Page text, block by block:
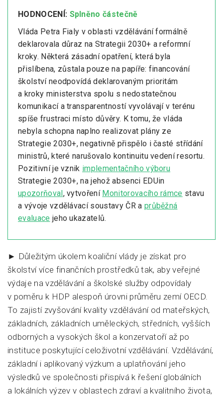
HODNOCENÍ: Splněno částečně
Vláda Petra Fialy v oblasti vzdělávání formálně
deklarovala důraz na Strategii 2030+ a reformní
kroky. Některá zásadní opatření, která byla
přislíbena, zůstala pouze na papíře: financování
školství neodpovídá deklarovaným prioritám
a kroky ministerstva spolu s nedostatečnou
komunikací a transparentností vyvolávají v terénu
spíše frustraci místo důvěry. K tomu, že vláda
nebyla schopna naplno realizovat plány ze
Strategie 2030+, negativně přispělo i časté střídání
ministrů, které narušovalo kontinuitu vedení resortu.
Pozitivní je vznik implementačního výboru
Strategie 2030+, na jehož absenci EDUin
upozorňoval, vytvoření Monitorovacího rámce stavu
a vývoje vzdělávací soustavy ČR a průběžná
evaluace jeho ukazatelů.
► Důležitým úkolem koaliční vlády je získat pro
školství více finančních prostředků tak, aby veřejné
výdaje na vzdělávání a školské služby odpovídaly
v poměru k HDP alespoň úrovni průměru zemí OECD.
To zajistí zvyšování kvality vzdělávání od mateřských,
základních, základních uměleckých, středních, vyšších
odborných a vysokých škol a konzervatoří až po
instituce poskytující celoživotní vzdělávání. Vzdělávání,
základní i aplikovaný výzkum a uplatňování jeho
výsledků ve společnosti přispívá k řešení globálních
a lokálních výzev v oblastech zdraví a kvalitního života,